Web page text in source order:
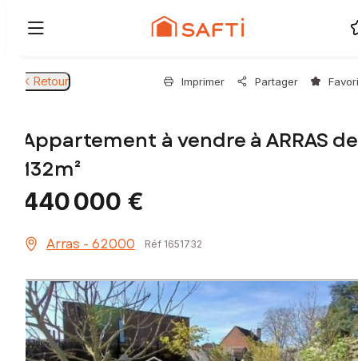
Retour Imprimer Partager
Appartement à vendre à ARRAS de
132m²
440 000 €
Arras - 62000 Réf 1651732